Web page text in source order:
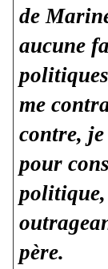
de
aucune
me
contre,
pour
père.